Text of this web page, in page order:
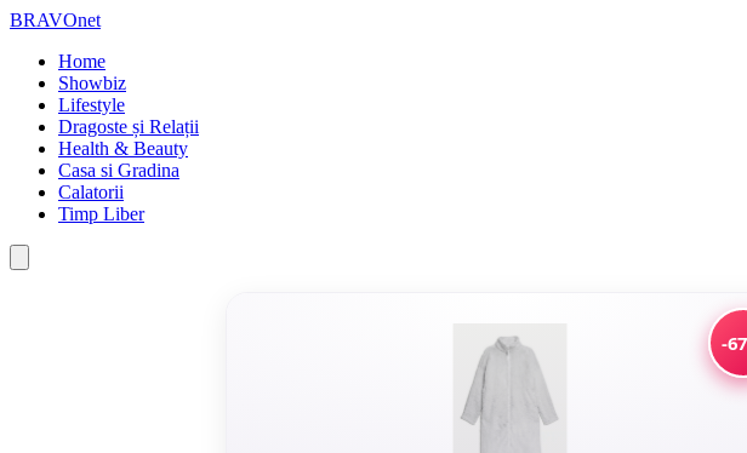
BRAVOnet
Home
Showbiz
Lifestyle
Dragoste și Relații
Health & Beauty
Casa si Gradina
Calatorii
Timp Liber
-